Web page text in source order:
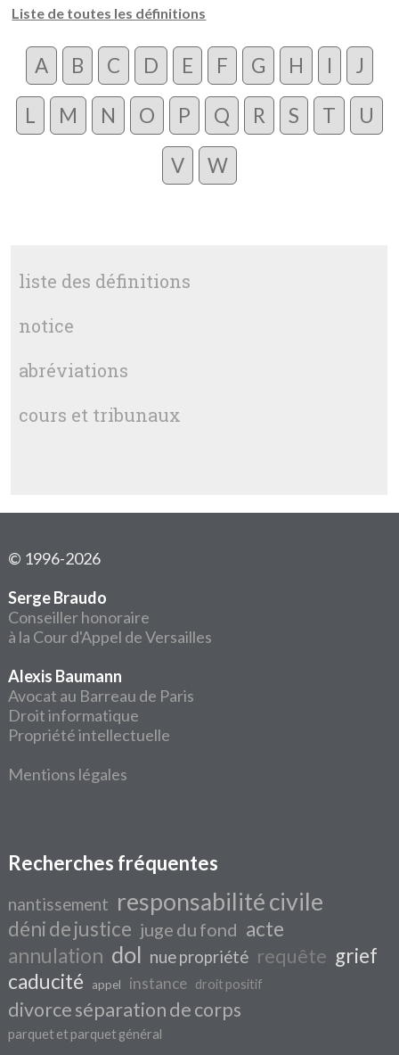
Liste de toutes les définitions
A B C D E F G H I J
L M N O P Q R S T U
V W
liste des définitions
notice
abréviations
cours et tribunaux
© 1996-2026
Serge Braudo
Conseiller honoraire
à la Cour d'Appel de Versailles
Alexis Baumann
Avocat au Barreau de Paris
Droit informatique
Propriété intellectuelle
Mentions légales
Recherches fréquentes
nantissement responsabilité civile
déni de justice juge du fond acte
annulation dol nue propriété requête grief
caducité
appel instance droit positif
divorce séparation de corps
parquet et parquet général